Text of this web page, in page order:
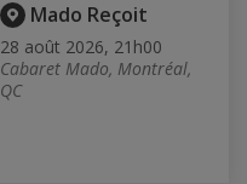
Mado Reçoit
28 août 2026, 21h00
Cabaret Mado, Montréal,
QC